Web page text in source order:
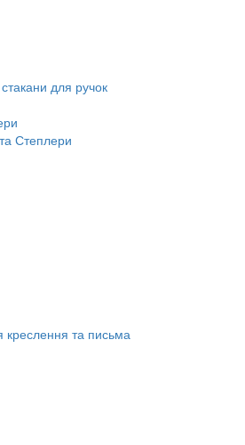
для ручок
Степлери
креслення та письма